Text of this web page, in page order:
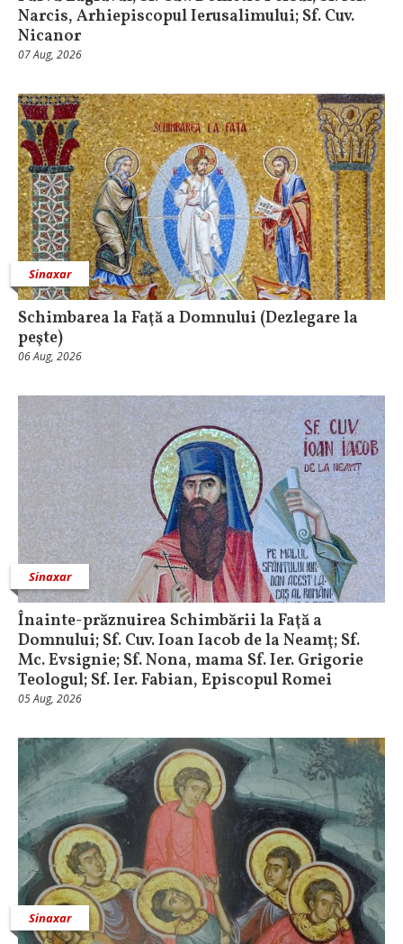
Narcis, Arhiepiscopul Ierusalimului; Sf. Cuv.
Nicanor
07 Aug, 2026
Sinaxar
Schimbarea la Faţă a Domnului (Dezlegare la
peşte)
06 Aug, 2026
Sinaxar
Înainte-prăznuirea Schimbării la Faţă a
Domnului; Sf. Cuv. Ioan Iacob de la Neamţ; Sf.
Mc. Evsignie; Sf. Nona, mama Sf. Ier. Grigorie
Teologul; Sf. Ier. Fabian, Episcopul Romei
05 Aug, 2026
Sinaxar